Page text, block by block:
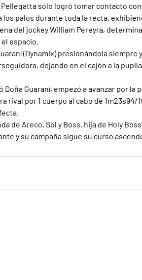
sólo logró tomar contacto
palos durante toda la recta,
del jockey William Pereyra,
espacio.
(Dynamix) presionándola siempre
dejando en el cajón a la
Guaraní, empezó a avanzar por la
rival por 1 cuerpo al cabo de 1m23s94/
de Areco, Sol y Boss, hija de Holy Boss
y su campaña sigue su curso